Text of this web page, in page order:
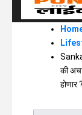
की
होणार ?